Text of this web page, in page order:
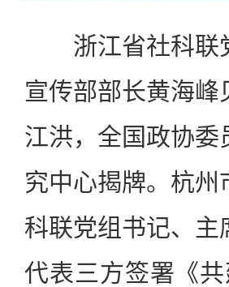
浙江省社科联
宣传部部长黄海
江洪，全国政协
究中心揭牌。杭
科联党组书记、
代表三方签署《